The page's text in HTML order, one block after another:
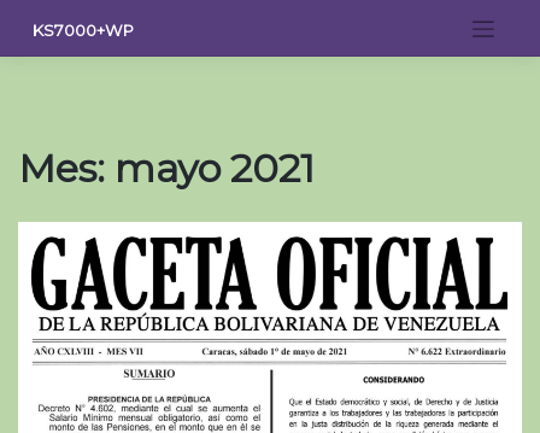
contenido
KS7000+WP
Mes: mayo 2021